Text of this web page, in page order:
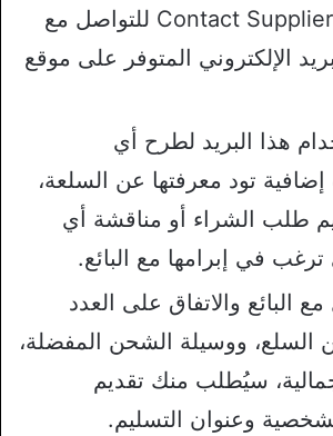
على أيقونة Contact Supplier للتواصل مع
الإلكتروني المتوفر على موقع
هذا البريد لطرح أي
تود معرفتها عن السلعة،
طلب الشراء أو مناقشة أي
في إبرامها مع البائع.
البائع والاتفاق على العدد
السلع، ووسيلة الشحن المفضلة،
سيُطلب منك تقديم
وعنوان التسليم.